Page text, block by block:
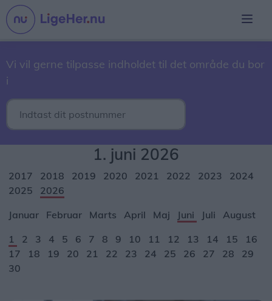
Vi vil gerne tilpasse indholdet til det område du bor
i
1. juni 2026
2017 2018 2019 2020 2021 2022 2023
2024
2025
2026
Januar
Februar Marts April Maj Juni Juli
August
1
2 3 4 5 6 7 8 9 10 11 12 13 14 15
16
17
18 19 20 21 22 23 24 25 26 27 28
29
30